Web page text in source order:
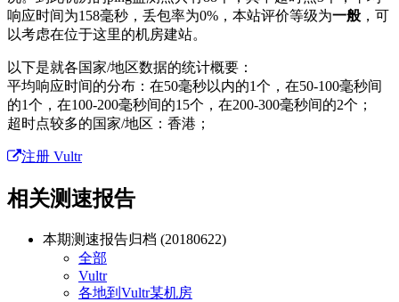
响应时间为158毫秒，丢包率为0%，本站评价等级为一般 ，可
以考虑在位于这里的机房建站。
以下是就各国家/地区数据的统计概要：
平均响应时间的分布：在50毫秒以内的1个，在50-100毫秒间
的1个，在100-200毫秒间的15个，在200-300毫秒间的2个；
超时点较多的国家/地区：香港；
注册 Vultr
相关测速报告
本期测速报告归档 (20180622)
全部
Vultr
各地到Vultr某机房